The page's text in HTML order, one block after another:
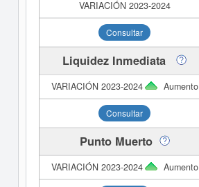
Consultar
Liquidez Inmediata
Aumento
Consultar
Punto Muerto
Aumento